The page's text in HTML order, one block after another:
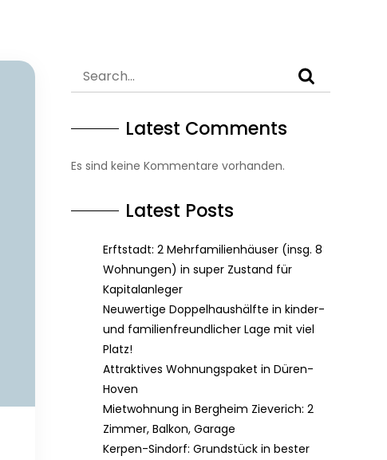
Latest Comments
Es sind keine Kommentare vorhanden.
Latest Posts
Erftstadt: 2 Mehrfamilienhäuser (insg. 8
Wohnungen) in super Zustand für
Kapitalanleger
Neuwertige Doppelhaushälfte in kinder-
und familienfreundlicher Lage mit viel
Platz!
Attraktives Wohnungspaket in Düren-
Hoven
Mietwohnung in Bergheim Zieverich: 2
Zimmer, Balkon, Garage
Kerpen-Sindorf: Grundstück in bester